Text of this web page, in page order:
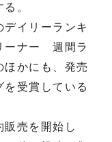
。
イリーランキ
ーナー 週間ラ
ほかにも、発売
受賞している
売を開始し